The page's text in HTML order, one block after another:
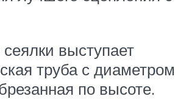
выступает
труба с диаметром
по высоте.